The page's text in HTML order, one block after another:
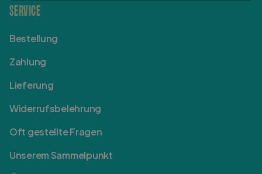
SERVICE
Bestellung
Zahlung
Lieferung
Widerrufsbelehrung
Oft gestellte Fragen
Unserem Sammelpunkt